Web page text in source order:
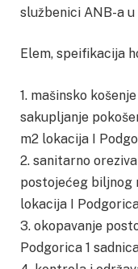
službenici ANB-a
Elem, speifikacija
1. mašinsko
sakupljanje
m2 lokacija I
2. sanitarno
postojećeg biljnog
lokacija I
3. okopavanje
Podgorica 1